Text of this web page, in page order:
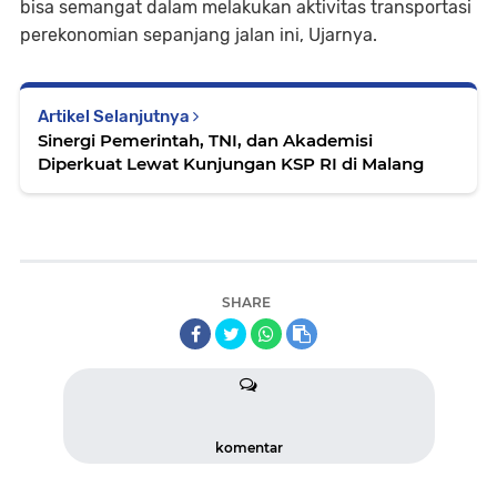
bisa semangat dalam melakukan aktivitas transportasi
perekonomian sepanjang jalan ini, Ujarnya.
Artikel Selanjutnya
Sinergi Pemerintah, TNI, dan Akademisi
Diperkuat Lewat Kunjungan KSP RI di Malang
SHARE
komentar